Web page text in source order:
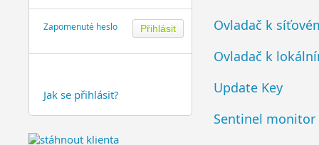
Zapomenuté heslo
Jak se přihlásit?
Ovladač k
Ovladač k
Update Key
Sentinel monitor